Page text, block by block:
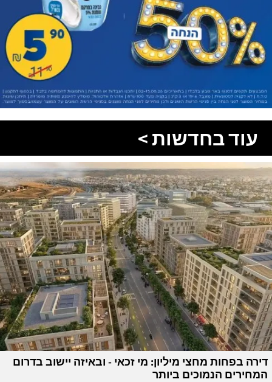
עוד בחדשות >
דירה בפחות מחצי מיליון: מי זכאי - ובאיזה יישוב בדרום
המחירים הנמוכים ביותר